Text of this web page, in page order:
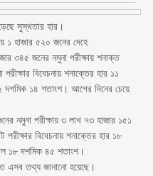
সুস্থতার হার।
১ হাজার ৫২০ জনের দেহে
৩৪৫ জনের নমুনা পরীক্ষায় শনাক্ত
বিবেচনায় শনাক্তের হার ১১
১৪ শতাংশ। আগের দিনের চেয়ে
নমুনা পরীক্ষায় ৩ লাখ ৭৩ হাজার ১৫১
বিবেচনায় শনাক্তের হার ১৮
১৮ দশমিক ৪৫ শতাংশ।
এসব তথ্য জানানো হয়েছে।